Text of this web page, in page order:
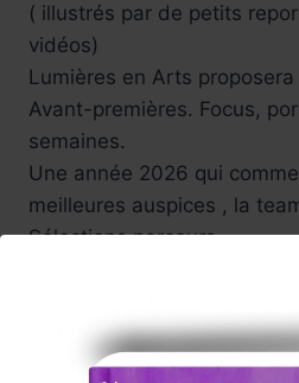
( illustrés par de petits
vidéos)
Lumières en Arts
Avant-premières. Focus,
semaines.
Une année 2026 qui
meilleures auspices , la
Sélections parcours.
auteurs.
À Paris , voyage au cœur du